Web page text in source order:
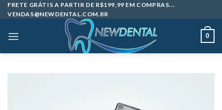
Skip
to
FRETE GRÁTIS A PARTIR DE R$199,99 EM COMPRAS...
VENDAS@NEWDENTAL.COM.BR
0